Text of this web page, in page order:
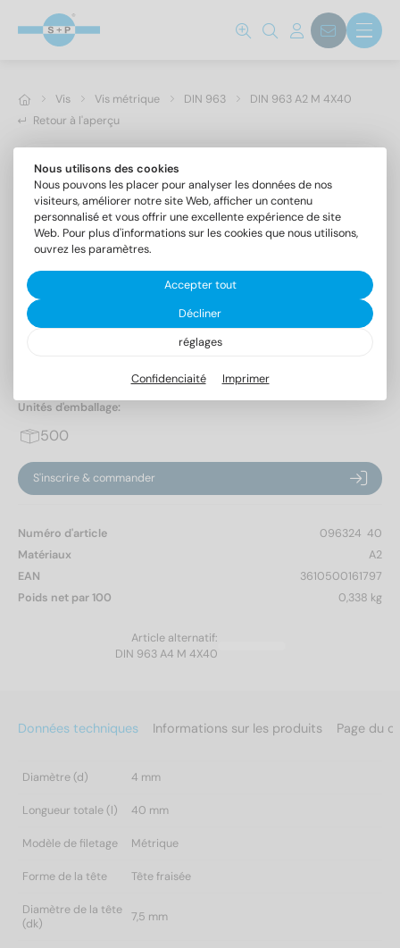
Vis Vis métrique DIN 963
DIN 963 A2 M 4X40
Retour à l'aperçu
Vis à tête fraisée fendue
Unités d'emballage:
500
S'inscrire & commander
Numéro d'article
096324  40
Matériaux
A2
EAN
3610500161797
Poids net par 100
0,338 kg
Article alternatif:
DIN 963 A4 M 4X40
Données techniques Informations sur les produits Page du
Diamètre (d) 4 mm
Longueur totale (l) 40 mm
Modèle de filetage Métrique
Forme de la tête Tête fraisée
Diamètre de la tête
(dk)
7,5 mm
Nous utilisons des cookies
Nous pouvons les placer pour analyser les données de nos
visiteurs, améliorer notre site Web, afficher un contenu
personnalisé et vous offrir une excellente expérience de site
Web. Pour plus d'informations sur les cookies que nous utilisons,
ouvrez les paramètres.
Accepter tout
Décliner
réglages
Confidenciaité Imprimer